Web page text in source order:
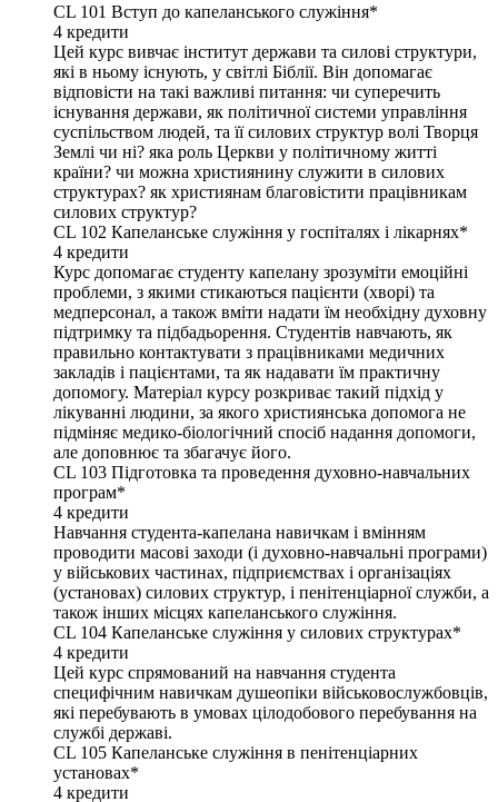
СL 101 Вступ до капеланського служіння*
4 кредити
Цей курс вивчає інститут держави та силові структури,
які в ньому існують, у світлі Біблії. Він допомагає
відповісти на такі важливі питання: чи суперечить
існування держави, як політичної системи управління
суспільством людей, та її силових структур волі Творця
Землі чи ні? яка роль Церкви у політичному житті
країни? чи можна християнину служити в силових
структурах? як християнам благовістити працівникам
силових структур?
CL 102 Капеланське служіння у госпіталях і лікарнях*
4 кредити
Курс допомагає студенту капелану зрозуміти емоційні
проблеми, з якими стикаються пацієнти (хворі) та
медперсонал, а також вміти надати їм необхідну духовну
підтримку та підбадьорення. Студентів навчають, як
правильно контактувати з працівниками медичних
закладів і пацієнтами, та як надавати їм практичну
допомогу. Матеріал курсу розкриває такий підхід у
лікуванні людини, за якого християнська допомога не
підміняє медико-біологічний спосіб надання допомоги,
але доповнює та збагачує його.
CL 103 Підготовка та проведення духовно-навчальних
програм*
4 кредити
Навчання студента-капелана навичкам і вмінням
проводити масові заходи (і духовно-навчальні програми)
у військових частинах, підприємствах і організаціях
(установах) силових структур, і пенітенціарної служби, а
також інших місцях капеланського служіння.
CL 104 Капеланське служіння у силових структурах*
4 кредити
Цей курс спрямований на навчання студента
специфічним навичкам душеопіки військовослужбовців,
які перебувають в умовах цілодобового перебування на
службі державі.
CL 105 Капеланське служіння в пенітенціарних
установах*
4 кредити